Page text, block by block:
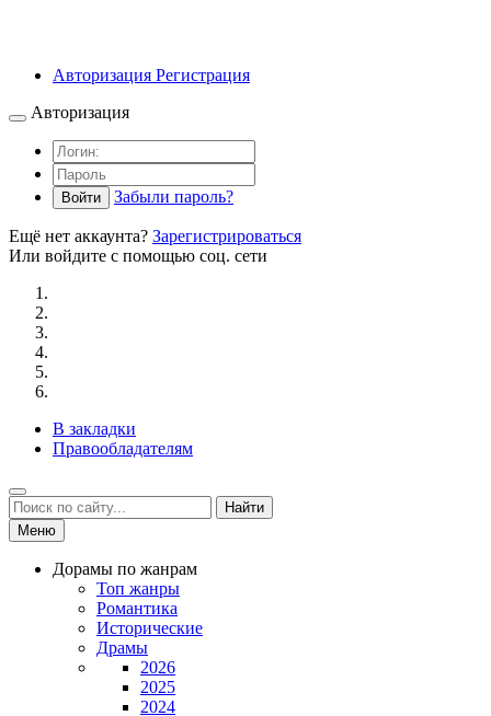
Авторизация Регистрация
Авторизация
Войти Забыли пароль?
Ещё нет аккаунта? Зарегистрироваться
Или войдите с помощью соц. сети
В закладки
Правообладателям
Найти
Меню
Дорамы по жанрам
Топ жанры
Романтика
Исторические
Драмы
2026
2025
2024